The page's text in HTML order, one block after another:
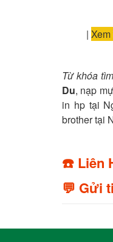
|
Từ khóa
Du, nạp
in hp tại
brother tại
☎️ Liên
💬 Gửi